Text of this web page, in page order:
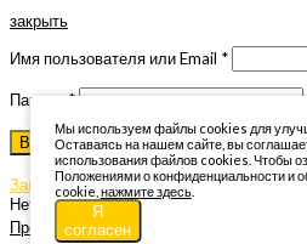
закрыть
Имя пользователя или Email *
Пароль *
Войти
Забыли пароль?
Запомнить меня
Нет аккаунта?Создать аккаунт
Прокрутка вверх
Мы используем файлы cookies для
Оставаясь на нашем сайте, вы
использования файлов cookies. Чтобы
Положениями о конфиденциальности и
cookie, нажмите здесь.
Я
согласен